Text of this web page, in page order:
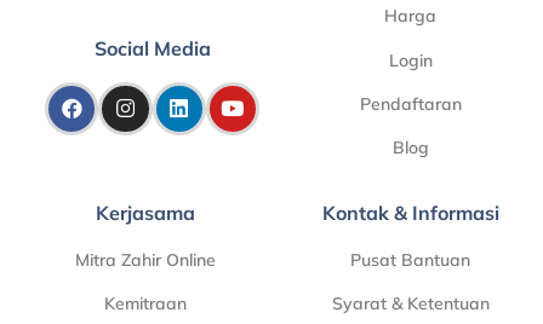
Social Media
Harga
Login
Pendaftaran
Blog
Kerjasama
Mitra Zahir Online
Kemitraan
Kontak & Informasi
Pusat Bantuan
Syarat & Ketentuan